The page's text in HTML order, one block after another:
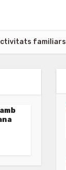
familiars